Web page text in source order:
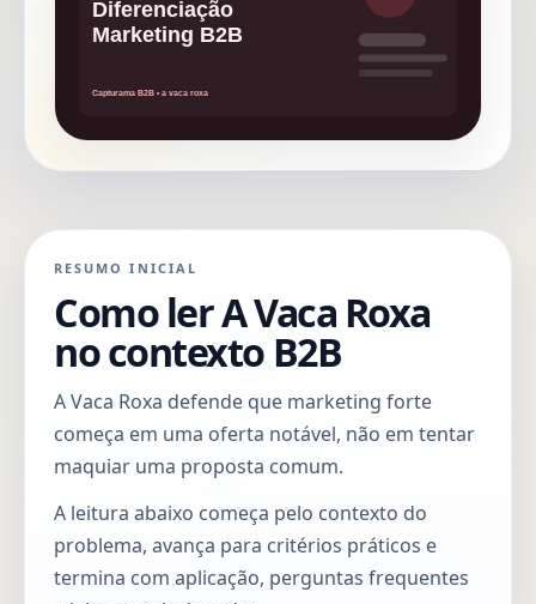
RESUMO INICIAL
Como ler A Vaca Roxa
no contexto B2B
A Vaca Roxa defende que marketing forte
começa em uma oferta notável, não em tentar
maquiar uma proposta comum.
A leitura abaixo começa pelo contexto do
problema, avança para critérios práticos e
termina com aplicação, perguntas frequentes